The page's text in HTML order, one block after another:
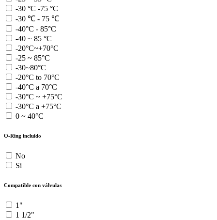
-30 °C -75 °C
-30 ℃ - 75 ℃
-40°C - 85°C
-40 ~ 85 °C
-20°C~+70°C
-25 ~ 85°C
-30~80°C
-20°C to 70°C
-40°C a 70°C
-30°C ~ +75°C
-30°C a +75°C
0 ~ 40°C
O-Ring incluido
No
Si
Compatible con válvulas
1"
1 1/2"